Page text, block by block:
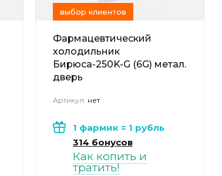
выбор клиентов
Фармацевтический
холодильник
Бирюса-250K-G (6G) метал.
дверь
Артикул: нет
1 фармик = 1 рубль
314 бонусов
Как копить и
тратить!